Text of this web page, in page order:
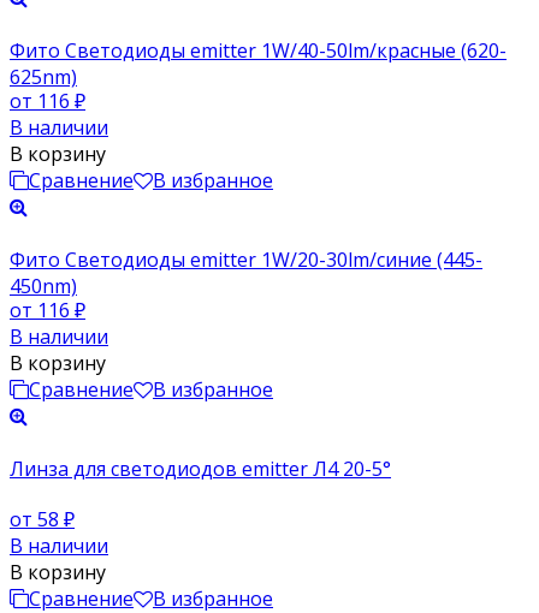
Фито Светодиоды emitter 1W/40-50lm/красные (620-
625nm)
от 116 ₽
В наличии
В корзину
Сравнение
В избранное
Фито Светодиоды emitter 1W/20-30lm/синие (445-
450nm)
от 116 ₽
В наличии
В корзину
Сравнение
В избранное
Линза для светодиодов emitter Л4 20-5°
от 58 ₽
В наличии
В корзину
Сравнение
В избранное